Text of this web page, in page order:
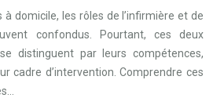
à domicile, les rôles de l’infirmière et de
confondus. Pourtant, ces deux
distinguent par leurs compétences,
cadre d’intervention. Comprendre ces